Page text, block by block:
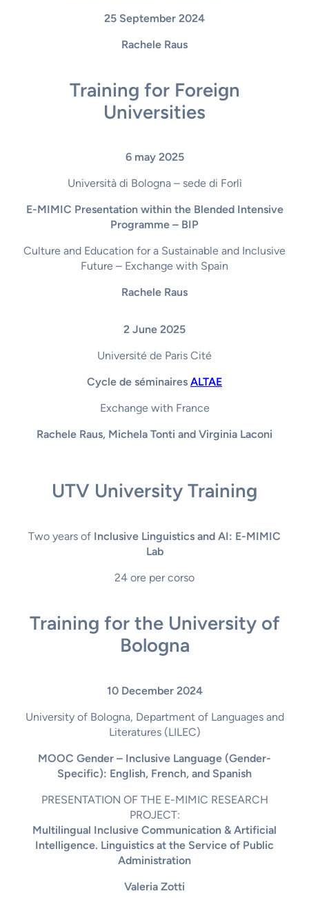
25 September 2024
Rachele Raus
Training for Foreign
Universities
6 may 2025
Università di Bologna – sede di Forlì
E-MIMIC Presentation within the Blended Intensive
Programme – BIP
Culture and Education for a Sustainable and Inclusive
Future – Exchange with Spain
Rachele Raus
2 June 2025
Université de Paris Cité
Cycle de séminaires ALTAE
Exchange with France
Rachele Raus, Michela Tonti and Virginia Laconi
UTV University Training
Two years of Inclusive Linguistics and AI: E-MIMIC
Lab
24 ore per corso
Training for the University of
Bologna
10 December 2024
University of Bologna, Department of Languages ​​and
Literatures (LILEC)
MOOC Gender – Inclusive Language (Gender-
Specific): English, French, and Spanish
PRESENTATION OF THE E-MIMIC RESEARCH
PROJECT:
Multilingual Inclusive Communication & Artificial
Intelligence. Linguistics at the Service of Public
Administration
Valeria Zotti